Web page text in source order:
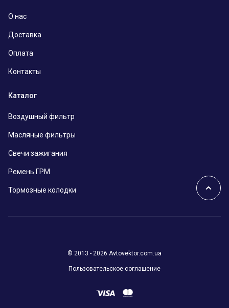
О нас
Доставка
Оплата
Контакты
Каталог
Воздушный фильтр
Масляные фильтры
Свечи зажигания
Ремень ГРМ
Тормозные колодки
© 2013 - 2026 Avtovektor.com.ua
Пользовательское соглашение